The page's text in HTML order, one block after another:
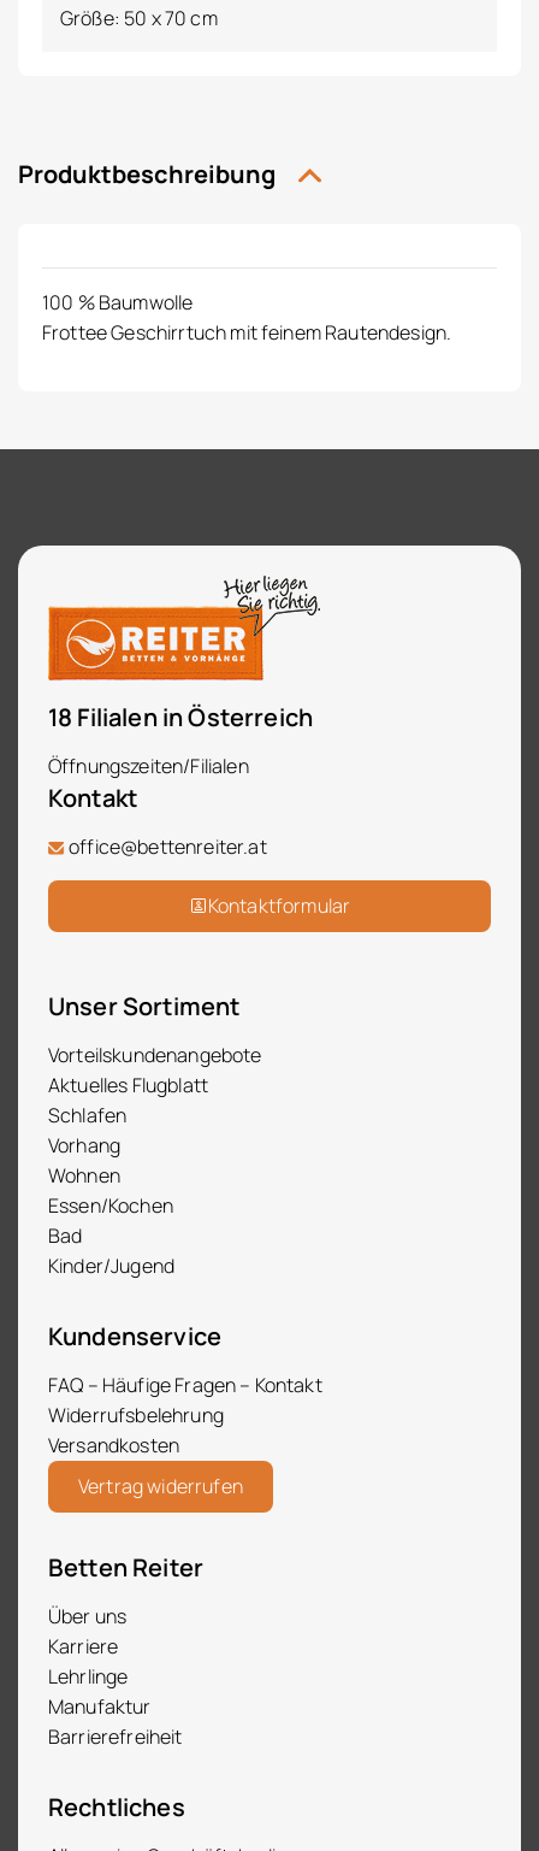
Größe: 50 x 70 cm
Produktbeschreibung
100 % Baumwolle
Frottee Geschirrtuch mit feinem Rautendesign.
18 Filialen in Österreich
Öffnungszeiten/Filialen
Kontakt
office@bettenreiter.at
Kontaktformular
Unser Sortiment
Vorteilskundenangebote
Aktuelles Flugblatt
Schlafen
Vorhang
Wohnen
Essen/Kochen
Bad
Kinder/Jugend
Kundenservice
FAQ – Häufige Fragen – Kontakt
Widerrufsbelehrung
Versandkosten
Vertrag widerrufen
Betten Reiter
Über uns
Karriere
Lehrlinge
Manufaktur
Barrierefreiheit
Rechtliches